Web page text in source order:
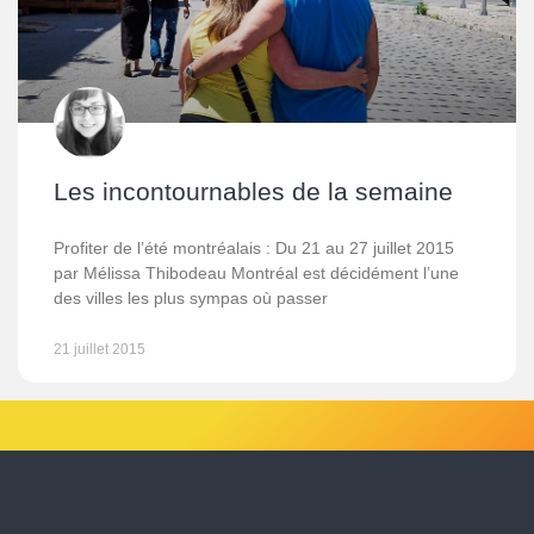
Les incontournables de la semaine
Profiter de l’été montréalais : Du 21 au 27 juillet 2015
par Mélissa Thibodeau Montréal est décidément l’une
des villes les plus sympas où passer
21 juillet 2015